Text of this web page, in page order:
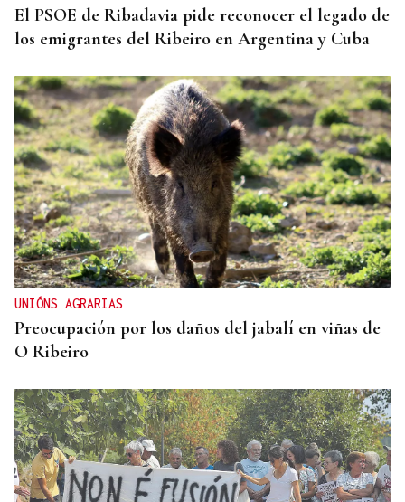
El PSOE de Ribadavia pide reconocer el legado de
los emigrantes del Ribeiro en Argentina y Cuba
UNIÓNS AGRARIAS
Preocupación por los daños del jabalí en viñas de
O Ribeiro